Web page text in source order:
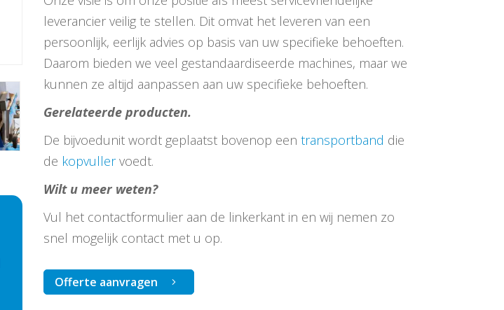
leverancier veilig te stellen. Dit omvat het leveren van een
persoonlijk, eerlijk advies op basis van uw specifieke behoeften.
Daarom bieden we veel gestandaardiseerde machines, maar we
kunnen ze altijd aanpassen aan uw specifieke behoeften.
Gerelateerde producten.
De bijvoedunit wordt geplaatst bovenop een transportband die
de kopvuller voedt.
Wilt u meer weten?
Vul het contactformulier aan de linkerkant in en wij nemen zo
snel mogelijk contact met u op.
Offerte aanvragen